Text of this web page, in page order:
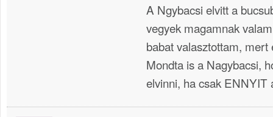
A Ngybacsi elvitt a
vegyek magamnak
babat valasztottam,
Mondta is a Nagybacsi,
elvinni, ha csak ENNYIT